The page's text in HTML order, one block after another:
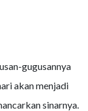
gugusannya
akan menjadi
sinarnya.